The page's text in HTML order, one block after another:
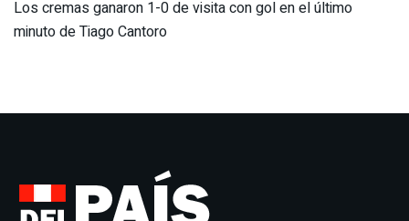
Los cremas ganaron 1-0 de visita con gol en el último
minuto de Tiago Cantoro